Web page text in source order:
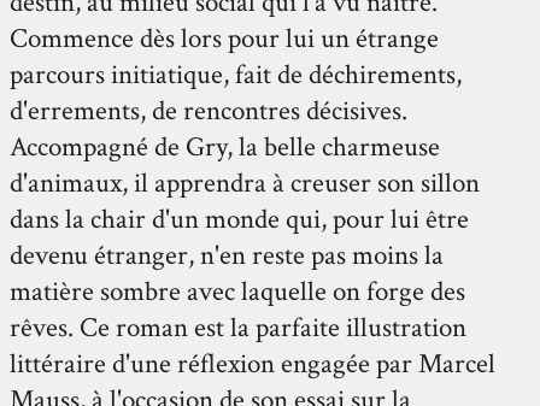
Commence dès lors pour lui un étrange
parcours initiatique, fait de déchirements,
d'errements, de rencontres décisives.
Accompagné de Gry, la belle charmeuse
d'animaux, il apprendra à creuser son sillon
dans la chair d'un monde qui, pour lui être
devenu étranger, n'en reste pas moins la
matière sombre avec laquelle on forge des
rêves. Ce roman est la parfaite illustration
littéraire d'une réflexion engagée par Marcel